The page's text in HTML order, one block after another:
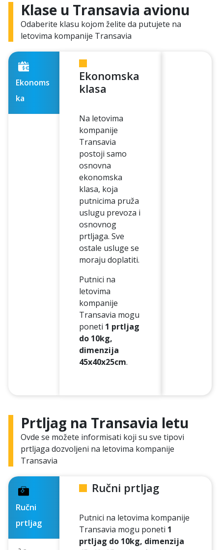
Klase u Transavia avionu
Odaberite klasu kojom želite da putujete na
letovima kompanije Transavia
Ekonoms
ka
Ekonomska
klasa
Na letovima
kompanije
Transavia
postoji samo
osnovna
ekonomska
klasa, koja
putnicima pruža
uslugu prevoza i
osnovnog
prtljaga. Sve
ostale usluge se
moraju doplatiti.
Putnici na
letovima
kompanije
Transavia mogu
poneti 1 prtljag
do 10kg,
dimenzija
45x40x25cm.
Prtljag na Transavia letu
Ovde se možete informisati koji su sve tipovi
prtljaga dozvoljeni na letovima kompanije
Transavia
Ručni
prtljag
Ručni prtljag
Putnici na letovima kompanije
Transavia mogu poneti 1
prtljag do 10kg, dimenzija